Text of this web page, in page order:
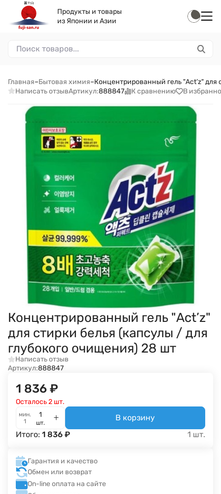
Продукты и товары
из Японии и Азии
Главная–Бытовая химия–Концентрированный гель "Act’z"
Написать отзывАртикул:888847 К сравнению В
Концентрированный гель "Act’z"
для стирки белья (капсулы / для
глубокого очищения) 28 шт
Написать отзыв
Артикул:888847
1 836 ₽
Осталось 2 шт.
мин.
1
шт.
В корзину
Итого: 1 836 ₽ 1 шт.
Гарантия и качество
Обмен или возврат
On-line оплата на сайте